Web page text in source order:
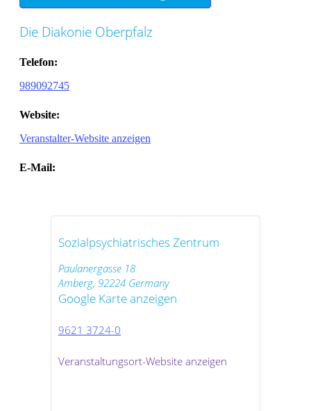
Die Diakonie Oberpfalz
Telefon:
989092745
Website:
Veranstalter-Website anzeigen
E-Mail:
Sozialpsychiatrisches Zentrum
Paulanergasse 18
Amberg, 92224 Germany
Google Karte anzeigen
9621 3724-0
Veranstaltungsort-Website anzeigen